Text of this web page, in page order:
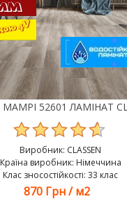
Виробник: CLASSEN
Країна виробник: Німеччина
Клас зносостійкості: 33 клас
870 Грн /м2